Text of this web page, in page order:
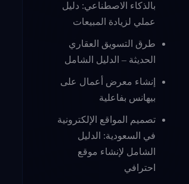
بالذكاء الاصطناعي: دليل
عملي لزيادة المبيعات
طرق التسويق العقاري
الحديثة – الدليل الشامل
إنشاء معرض أعمال على
بيهانس بفاعلية
تصميم المواقع الإلكترونية
في السعودية: الدليل
الشامل لإنشاء موقع
احترافي